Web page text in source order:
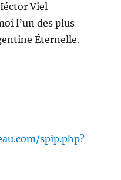
Viel
l’un des plus
Éternelle.
spip.php?